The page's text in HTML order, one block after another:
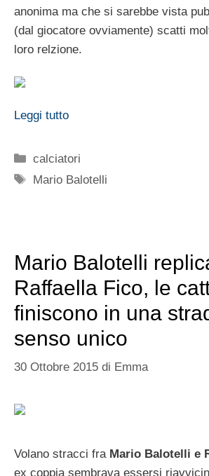
anonima ma che si sarebbe vista
(dal giocatore ovviamente) scatti
loro relzione.
Leggi tutto
Categorie
calciatori
Tag
Mario Balotelli
Mario Balotelli
Raffaella Fico, le
finiscono in una
senso unico
30 Ottobre 2015 di Emma
Volano stracci fra Mario Balotelli e
ex coppia sembrava essersi